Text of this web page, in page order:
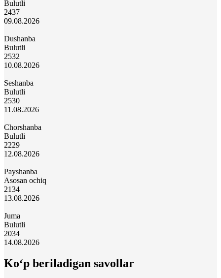
Bulutli
2437
09.08.2026
Dushanba
Bulutli
2532
10.08.2026
Seshanba
Bulutli
2530
11.08.2026
Chorshanba
Bulutli
2229
12.08.2026
Payshanba
Asosan ochiq
2134
13.08.2026
Juma
Bulutli
2034
14.08.2026
Ko‘p beriladigan savollar